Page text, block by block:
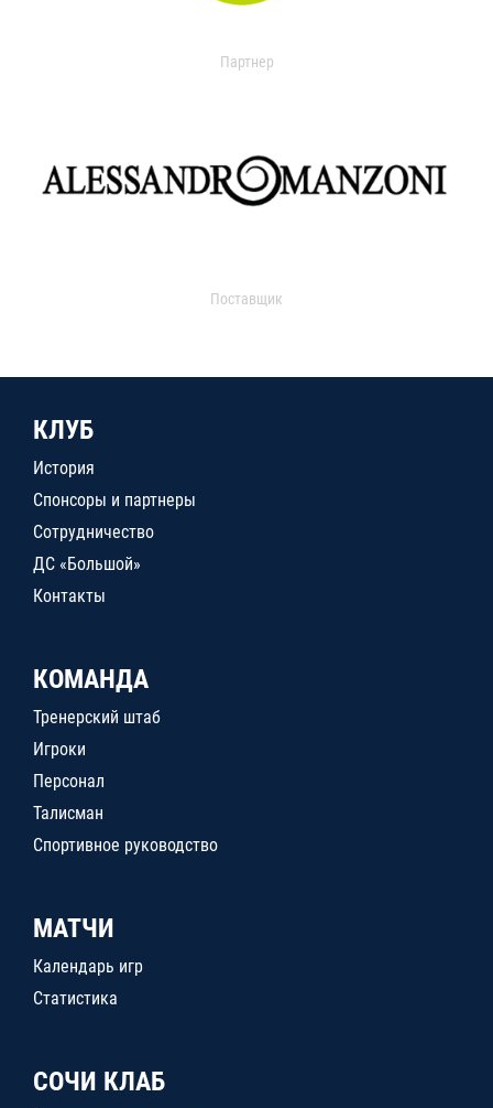
Партнер
Поставщик
КЛУБ
История
Спонсоры и партнеры
Сотрудничество
ДС «Большой»
Контакты
КОМАНДА
Тренерский штаб
Игроки
Персонал
Талисман
Спортивное руководство
МАТЧИ
Календарь игр
Статистика
СОЧИ КЛАБ